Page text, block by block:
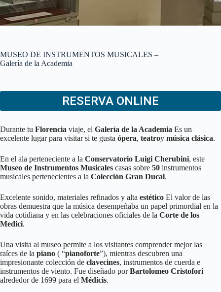
MUSEO DE INSTRUMENTOS MUSICALES –
Galería de la Academia
RESERVA ONLINE
Durante tu Florencia viaje, el Galería de la Academia Es un
excelente lugar para visitar si te gusta ópera, teatroy música clásica.
En el ala perteneciente a la Conservatorio Luigi Cherubini, este
Museo de Instrumentos Musicales casas sobre 50 instrumentos
musicales pertenecientes a la Colección Gran Ducal.
Excelente sonido, materiales refinados y alta estético El valor de las
obras demuestra que la música desempeñaba un papel primordial en la
vida cotidiana y en las celebraciones oficiales de la Corte de los
Medici.
Una visita al museo permite a los visitantes comprender mejor las
raíces de la piano ( “pianoforte”), mientras descubren una
impresionante colección de clavecines, instrumentos de cuerda e
instrumentos de viento. Fue diseñado porBartolomeo Cristofori
alrededor de 1699 para el Médicis.